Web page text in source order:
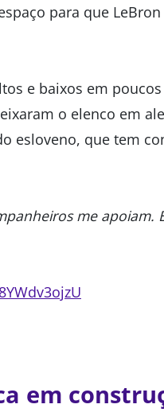
para que
e baixos em
o elenco em
esloveno, que tem
me apoiam.
em